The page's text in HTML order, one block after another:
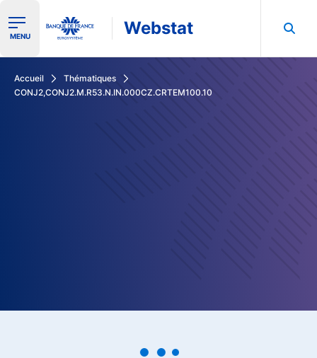
Ouvrir le menu de navigation
MENU Webstat
Accueil
Thématiques
CONJ2,CONJ2.M.R53.N.IN.000CZ.CRTEM100.10